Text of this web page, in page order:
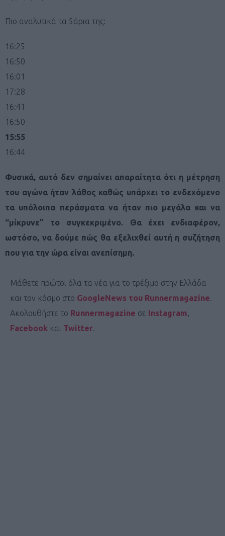
Πιο αναλυτικά τα 5άρια της:
16:25
16:50
16:01
17:28
16:41
16:50
15:55
16:44
Φυσικά, αυτό δεν σημαίνει απαραίτητα ότι η μέτρηση
του αγώνα ήταν λάθος καθώς υπάρχει το ενδεχόμενο
τα υπόλοιπα περάσματα να ήταν πιο μεγάλα και να
“μίκρυνε” το συγκεκριμένο. Θα έχει ενδιαφέρον,
ωστόσο, να δούμε πώς θα εξελιχθεί αυτή η συζήτηση
που για την ώρα είναι ανεπίσημη.
Μάθετε πρώτοι όλα τα νέα για το τρέξιμο στην Ελλάδα
και τον κόσμο στο GoogleNews του Runnermagazine.
Ακολουθήστε το Runnermagazine σε Instagram,
Facebook και Twitter.